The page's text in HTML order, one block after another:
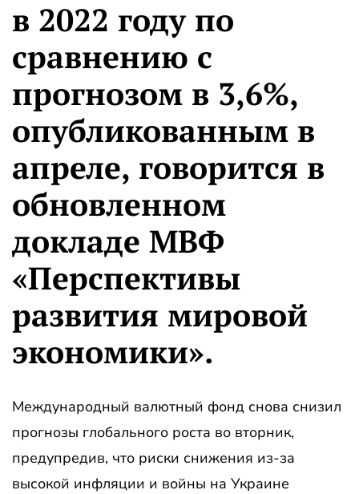
в 2022 году по
сравнению с
прогнозом в 3,6%,
опубликованным в
апреле, говорится в
обновленном
докладе МВФ
«Перспективы
развития мировой
экономики».
Международный валютный фонд снова снизил
прогнозы глобального роста во вторник,
предупредив, что риски снижения из-за
высокой инфляции и войны на Украине